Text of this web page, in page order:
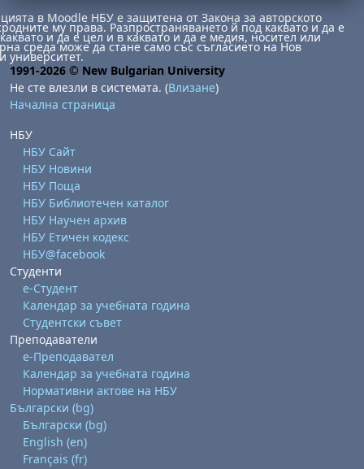
в Moodle НБУ е защитена от Закона за авторското
му права. Разпространяването й под каквато и да е
и да е цел и в каквато и да е медия, носител или
среда може да стане само със съгласието на Нов
университет.
1991-2026 © New Bulgarian University
Не сте влезли в системата. (Влизане)
Начална страница
НБУ
НБУ Сайт
НБУ Новини
НБУ Поща
НБУ Библиотечен каталог
НБУ Научен архив
НБУ Етичен кодекс
НБУ@facebook
Студенти
е-Студент
Календар за учебната година
Студентски съвет
Преподаватели
е-Преподавател
Календар за учебната година
Нормативни актове на НБУ
Български ‎(bg)‎
Български ‎(bg)‎
English ‎(en)‎
Français ‎(fr)‎